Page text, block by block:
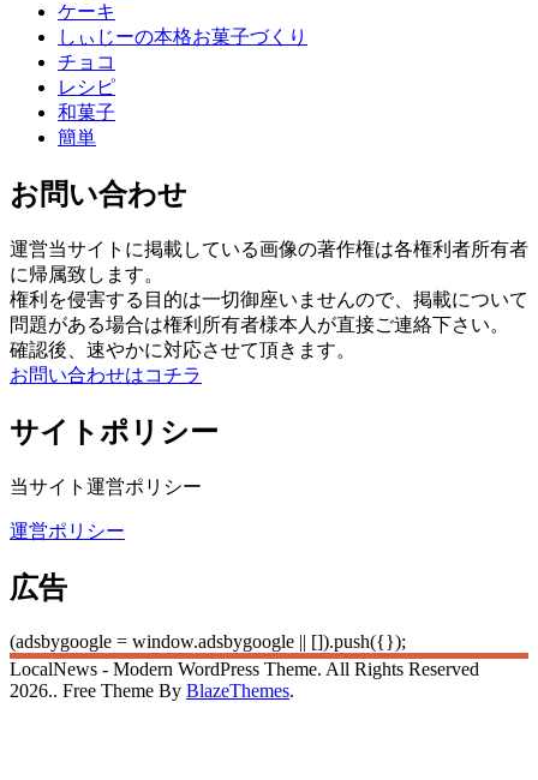
ケーキ
しぃじーの本格お菓子づくり
チョコ
レシピ
和菓子
簡単
お問い合わせ
運営当サイトに掲載している画像の著作権は各権利者所有者
に帰属致します。
権利を侵害する目的は一切御座いませんので、掲載について
問題がある場合は権利所有者様本人が直接ご連絡下さい。
確認後、速やかに対応させて頂きます。
お問い合わせはコチラ
サイトポリシー
当サイト運営ポリシー
運営ポリシー
広告
(adsbygoogle = window.adsbygoogle || []).push({});
LocalNews - Modern WordPress Theme. All Rights Reserved
2026.. Free Theme By BlazeThemes.